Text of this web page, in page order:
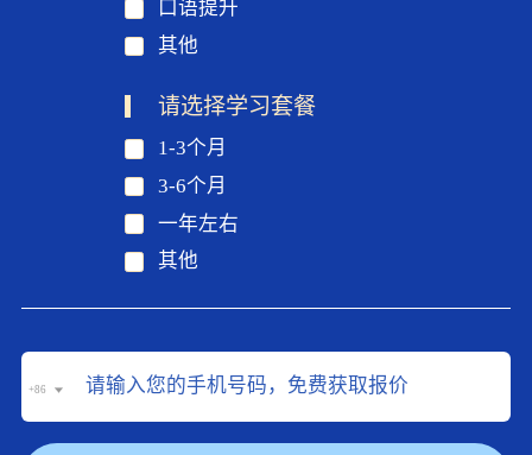
口语提升
其他
请选择学习套餐
1-3个月
3-6个月
一年左右
其他
+86